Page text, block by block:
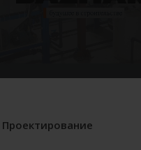
Проектирование